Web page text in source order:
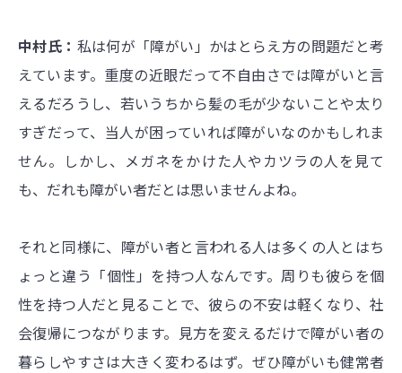
中村氏： 私は何が「障がい」かはとらえ方の問題だと考
えています。重度の近眼だって不自由さでは障がいと言
えるだろうし、若いうちから髪の毛が少ないことや太り
すぎだって、当人が困っていれば障がいなのかもしれま
せん。しかし、メガネをかけた人やカツラの人を見て
も、だれも障がい者だとは思いませんよね。
それと同様に、障がい者と言われる人は多くの人とはち
ょっと違う「個性」を持つ人なんです。周りも彼らを個
性を持つ人だと見ることで、彼らの不安は軽くなり、社
会復帰につながります。見方を変えるだけで障がい者の
暮らしやすさは大きく変わるはず。ぜひ障がいも健常者